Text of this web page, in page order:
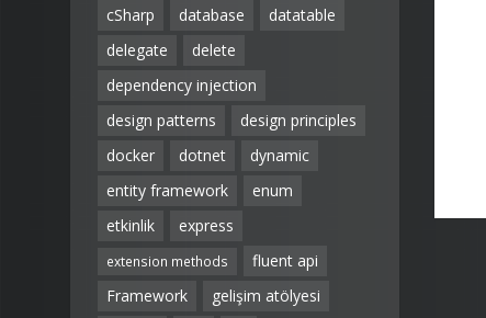
cSharp
database
datatable
delegate
delete
dependency injection
design patterns
design principles
docker
dotnet
dynamic
entity framework
enum
etkinlik
express
extension methods
fluent api
Framework
gelişim atölyesi